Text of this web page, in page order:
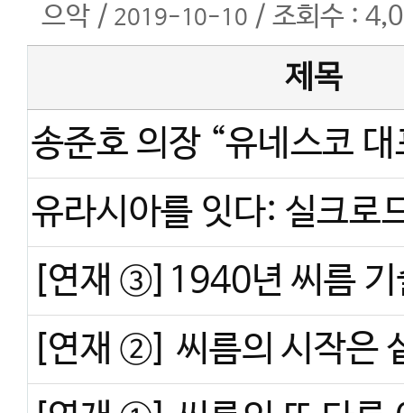
으악 / 2019-10-10 / 조회수 :
제목